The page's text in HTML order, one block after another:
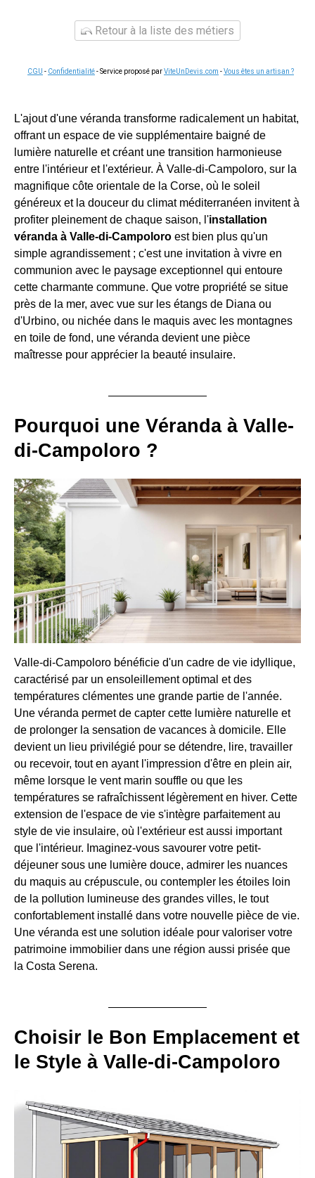
Retour à la liste des métiers
CGU - Confidentialité- Service proposé parViteUnDevis.com -Vous êtes un artisan ?
L'ajout d'une véranda transforme radicalement un habitat,
offrant un espace de vie supplémentaire baigné de
lumière naturelle et créant une transition harmonieuse
entre l'intérieur et l'extérieur. À Valle-di-Campoloro, sur la
magnifique côte orientale de la Corse, où le soleil
généreux et la douceur du climat méditerranéen invitent à
profiter pleinement de chaque saison, l'installation
véranda à Valle-di-Campoloro est bien plus qu'un
simple agrandissement ; c'est une invitation à vivre en
communion avec le paysage exceptionnel qui entoure
cette charmante commune. Que votre propriété se situe
près de la mer, avec vue sur les étangs de Diana ou
d'Urbino, ou nichée dans le maquis avec les montagnes
en toile de fond, une véranda devient une pièce
maîtresse pour apprécier la beauté insulaire.
Pourquoi une Véranda à Valle-
di-Campoloro ?
Valle-di-Campoloro bénéficie d'un cadre de vie idyllique,
caractérisé par un ensoleillement optimal et des
températures clémentes une grande partie de l'année.
Une véranda permet de capter cette lumière naturelle et
de prolonger la sensation de vacances à domicile. Elle
devient un lieu privilégié pour se détendre, lire, travailler
ou recevoir, tout en ayant l'impression d'être en plein air,
même lorsque le vent marin souffle ou que les
températures se rafraîchissent légèrement en hiver. Cette
extension de l'espace de vie s'intègre parfaitement au
style de vie insulaire, où l'extérieur est aussi important
que l'intérieur. Imaginez-vous savourer votre petit-
déjeuner sous une lumière douce, admirer les nuances
du maquis au crépuscule, ou contempler les étoiles loin
de la pollution lumineuse des grandes villes, le tout
confortablement installé dans votre nouvelle pièce de vie.
Une véranda est une solution idéale pour valoriser votre
patrimoine immobilier dans une région aussi prisée que
la Costa Serena.
Choisir le Bon Emplacement et
le Style à Valle-di-Campoloro